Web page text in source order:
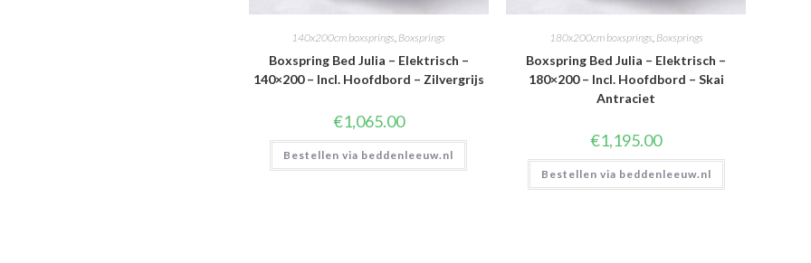
140x200cm boxsprings, Boxsprings
Boxspring Bed Julia – Elektrisch –
140×200 – Incl. Hoofdbord – Zilvergrijs
€1,065.00
Bestellen via beddenleeuw.nl
180x200cm boxsprings, Boxsprings
Boxspring Bed Julia – Elektrisch –
180×200 – Incl. Hoofdbord – Skai
Antraciet
€1,195.00
Bestellen via beddenleeuw.nl